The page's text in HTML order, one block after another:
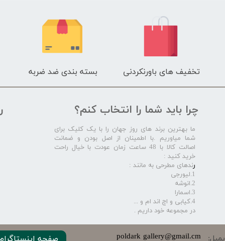
تخفیف های باورنکردنی بسته بندی ضد ضربه
چرا باید شما را انتخاب کنم؟
ما بهترین برند های روز جهان را با یک کلیک برای
شما میاوریم .با اطمینان از اصل بودن و ضمانت
اصالت کالا با 48 ساعت زمان عودت با خیال راحت
خرید کنید :
رندهای مطرحی به مانند :
1.لیورجی
2.انوشه
3.اسمارا
4.کیابی و اچ اند ام و ...
در مجموعه خود داریم .​​​​​​​
​​​poldark gallery@gmail.cm